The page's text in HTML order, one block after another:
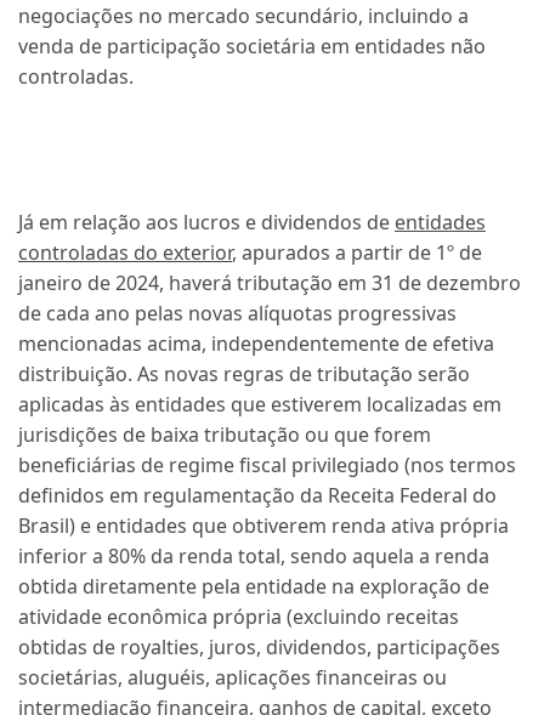
negociações no mercado secundário, incluindo a
venda de participação societária em entidades não
controladas.
Já em relação aos lucros e dividendos de entidades
controladas do exterior, apurados a partir de 1º de
janeiro de 2024, haverá tributação em 31 de dezembro
de cada ano pelas novas alíquotas progressivas
mencionadas acima, independentemente de efetiva
distribuição. As novas regras de tributação serão
aplicadas às entidades que estiverem localizadas em
jurisdições de baixa tributação ou que forem
beneficiárias de regime fiscal privilegiado (nos termos
definidos em regulamentação da Receita Federal do
Brasil) e entidades que obtiverem renda ativa própria
inferior a 80% da renda total, sendo aquela a renda
obtida diretamente pela entidade na exploração de
atividade econômica própria (excluindo receitas
obtidas de royalties, juros, dividendos, participações
societárias, aluguéis, aplicações financeiras ou
intermediação financeira, ganhos de capital, exceto